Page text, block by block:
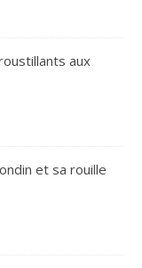
aux
et sa rouille